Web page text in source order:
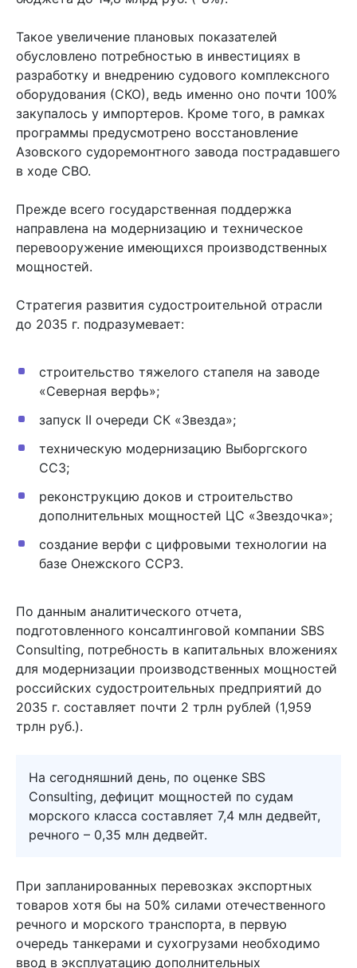
Такое увеличение плановых показателей
обусловлено потребностью в инвестициях в
разработку и внедрению судового комплексного
оборудования (СКО), ведь именно оно почти 100%
закупалось у импортеров. Кроме того, в рамках
программы предусмотрено восстановление
Азовского судоремонтного завода пострадавшего
в ходе СВО.
Прежде всего государственная поддержка
направлена на модернизацию и техническое
перевооружение имеющихся производственных
мощностей.
Стратегия развития судостроительной отрасли
до 2035 г. подразумевает:
строительство тяжелого стапеля на заводе
«Северная верфь»;
запуск II очереди СК «Звезда»;
техническую модернизацию Выборгского
ССЗ;
реконструкцию доков и строительство
дополнительных мощностей ЦС «Звездочка»;
создание верфи с цифровыми технологии на
базе Онежского ССРЗ.
По данным аналитического отчета,
подготовленного консалтинговой компании SBS
Consulting, потребность в капитальных вложениях
для модернизации производственных мощностей
российских судостроительных предприятий до
2035 г. составляет почти 2 трлн рублей (1,959
трлн руб.).
На сегодняшний день, по оценке SBS
Consulting, дефицит мощностей по судам
морского класса составляет 7,4 млн дедвейт,
речного – 0,35 млн дедвейт.
При запланированных перевозках экспортных
товаров хотя бы на 50% силами отечественного
речного и морского транспорта, в первую
очередь танкерами и сухогрузами необходимо
ввод в эксплуатацию дополнительных